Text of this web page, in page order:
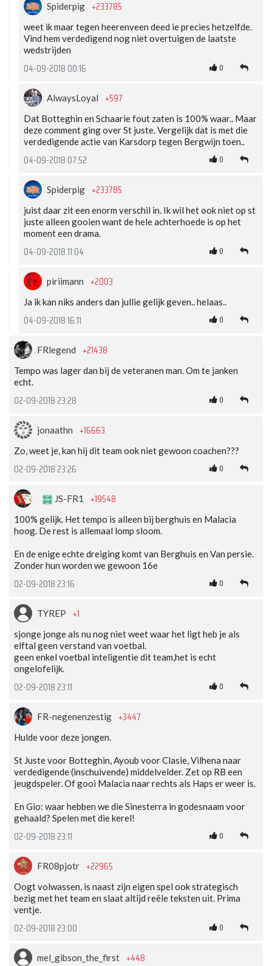
Spiderpig +233785
weet ik maar tegen heerenveen deed ie precies hetzelfde.
Vind hem verdedigend nog niet overtuigen de laatste
wedstrijden
04-09-2018 00:16 0
AlwaysLoyal +597
Dat Botteghin en Schaarie fout zaten is 100% waar.. Maar
deze comment ging over St juste. Vergelijk dat is met die
verdedigende actie van Karsdorp tegen Bergwijn toen..
04-09-2018 07:52 0
Spiderpig +233785
juist daar zit een enorm verschil in. Ik wil het ook niet op st
juste alleen gooien want de hele achterhoede is op het
moment een drama.
04-09-2018 11:04 0
piriimann +2003
Ja ik kan niks anders dan jullie gelijk geven.. helaas..
04-09-2018 16:11 0
FRlegend +21438
Tempo was lager dan bij de veteranen man. Om te janken
echt.
02-09-2018 23:28 0
jonaathn +16663
Zo, weet je, kan hij dit team ook niet gewoon coachen???
02-09-2018 23:26 0
JS-FR1 +19548
100% gelijk. Het tempo is alleen bij berghuis en Malacia
hoog. De rest is allemaal lomp sloom.
En de enige echte dreiging komt van Berghuis en Van persie.
Zonder hun worden we gewoon 16e
02-09-2018 23:16 0
TYREP +1
sjonge jonge als nu nog niet weet waar het ligt heb je als
elftal geen verstand van voetbal.
geen enkel voetbal inteligentie dit team,het is echt
ongelofelijk.
02-09-2018 23:11 0
FR-negenenzestig +3447
Hulde voor deze jongen.
St Juste voor Botteghin, Ayoub voor Clasie, Vilhena naar
verdedigende (inschuivende) middelvelder. Zet op RB een
jeugdspeler. Of gooi Malacia naar rechts als Haps er weer is.
En Gio: waar hebben we die Sinesterra in godesnaam voor
gehaald? Spelen met die kerel!
02-09-2018 23:11 0
FR08pjotr +22965
Oogt volwassen, is naast zijn eigen spel ook strategisch
bezig met het team en slaat altijd reële teksten uit. Prima
ventje.
02-09-2018 23:00 0
mel_gibson_the_first +448